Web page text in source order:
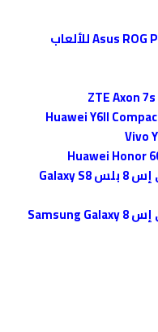
موصفات و مميزات هاتف جالاكسي إس 8 بلس Galaxy S8
موصفات و مميزات هاتف جالاكسي إس 8 Samsung Galaxy